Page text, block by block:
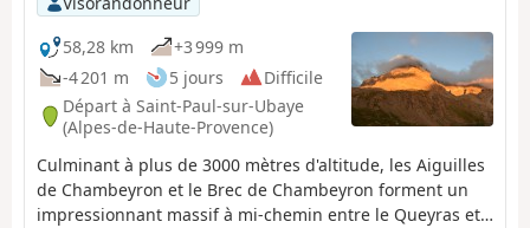
58,28 km
+3 999 m
-4 201 m
5 jours
Difficile
Départ à Saint-Paul-sur-Ubaye
(Alpes-de-Haute-Provence)
Culminant à plus de 3000 mètres d'altitude, les Aiguilles
de Chambeyron et le Brec de Chambeyron forment un
impressionnant massif à mi-chemin entre le Queyras et